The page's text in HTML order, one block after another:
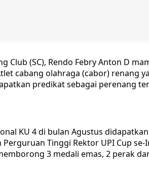
Club (SC), Rendo Febry Anton D
cabang olahraga (cabor) renang
predikat sebagai perenang
KU 4 di bulan Agustus
Tinggi Rektor UPI Cup
3 medali emas, 2 perak